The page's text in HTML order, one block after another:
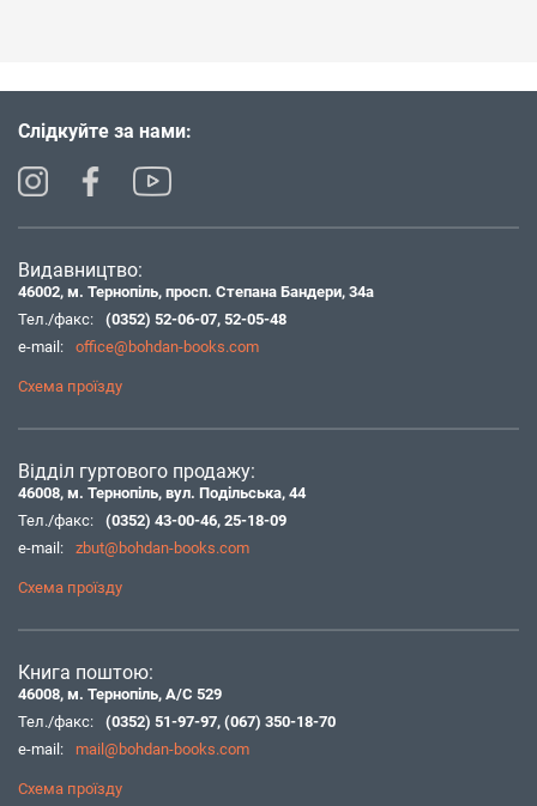
Слідкуйте за нами:
Видавництво:
46002, м. Тернопіль, просп. Степана Бандери, 34а
Тел./факс:
(0352) 52-06-07, 52-05-48
e-mail:
office@bohdan-books.com
Схема проїзду
Відділ гуртового продажу:
46008, м. Тернопіль, вул. Подільська, 44
Тел./факс:
(0352) 43-00-46, 25-18-09
e-mail:
zbut@bohdan-books.com
Схема проїзду
Книга поштою:
46008, м. Тернопіль, А/С 529
Тел./факс:
(0352) 51-97-97, (067) 350-18-70
e-mail:
mail@bohdan-books.com
Схема проїзду